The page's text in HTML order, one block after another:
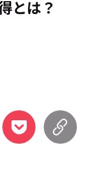
とは？